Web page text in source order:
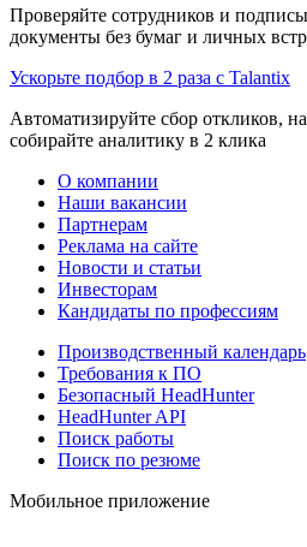
Проверяйте сотрудников и
документы без бумаг и личных
Ускорьте подбор в 2 раза с Talantix
Автоматизируйте сбор откликов,
собирайте аналитику в 2 клика
О компании
Наши вакансии
Партнерам
Реклама на сайте
Новости и статьи
Инвесторам
Кандидаты по профессиям
Производственный календарь
Требования к ПО
Безопасный HeadHunter
HeadHunter API
Поиск работы
Поиск по резюме
Мобильное приложение